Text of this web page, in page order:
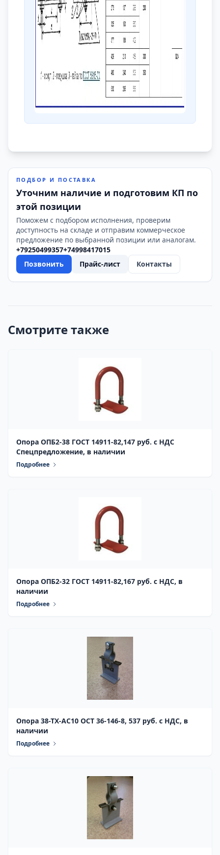
ПОДБОР И ПОСТАВКА
Уточним наличие и подготовим КП по
этой позиции
Поможем с подбором исполнения, проверим
доступность на складе и отправим коммерческое
предложение по выбранной позиции или аналогам.
+79250499357+74998417015
Позвонить
Прайс-лист Контакты
Смотрите также
Опора ОПБ2-38 ГОСТ 14911-82,147 руб. с НДС
Спецпредложение, в наличии
Подробнее
Опора ОПБ2-32 ГОСТ 14911-82,167 руб. с НДС, в
наличии
Подробнее
Опора 38-ТХ-АС10 ОСТ 36-146-8, 537 руб. с НДС, в
наличии
Подробнее